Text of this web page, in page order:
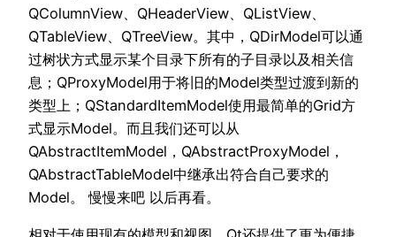
QColumnView、QHeaderView、QListView、
QTableView、QTreeView。其中，QDirModel可以通
过树状方式显示某个目录下所有的子目录以及相关信
息；QProxyModel用于将旧的Model类型过渡到新的
类型上；QStandardItemModel使用最简单的Grid方
式显示Model。而且我们还可以从
QAbstractItemModel，QAbstractProxyModel，
QAbstractTableModel中继承出符合自己要求的
Model。 慢慢来吧 以后再看。